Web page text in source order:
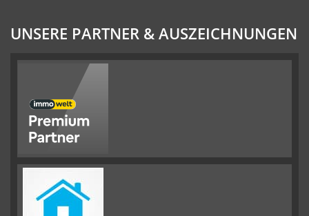
UNSERE PARTNER & AUSZEICHNUNGEN